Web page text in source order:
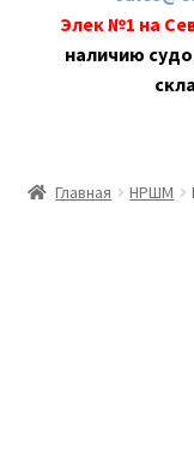
Элек №1 на
наличию
Главная НРШМ